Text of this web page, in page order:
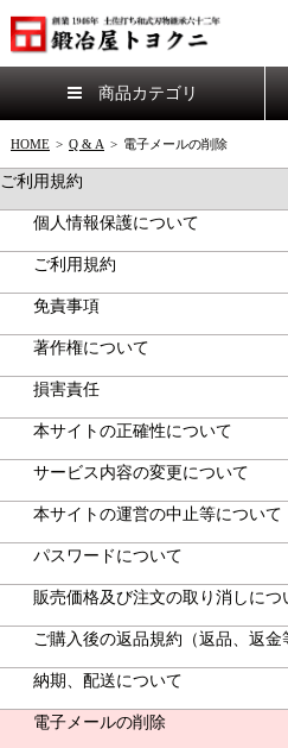
商品カテゴリ
HOME > Q & A > 電子メールの削除
ご利用規約
個人情報保護について
ご利用規約
免責事項
著作権について
損害責任
本サイトの正確性について
サービス内容の変更について
本サイトの運営の中止等について
パスワードについて
販売価格及び注文の取り消しにつ
ご購入後の返品規約（返品、返金
納期、配送について
電子メールの削除